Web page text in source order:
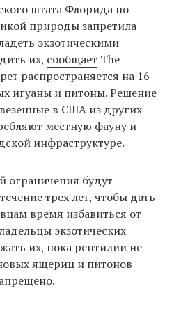
штата Флорида по
природы запретила
экзотическими
их, сообщает The
распространяется на 16
игуаны и питоны. Решение
в США из других
местную фауну и
инфраструктуре.
ограничения будут
трех лет, чтобы дать
время избавиться от
экзотических
их, пока рептилии не
ящериц и питонов